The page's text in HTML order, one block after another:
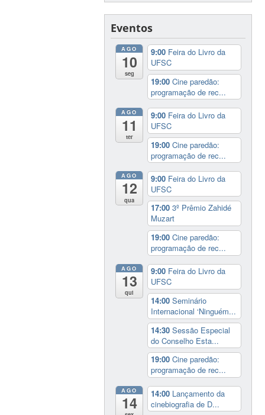
Eventos
AGO
10
seg
9:00 Feira do Livro da
UFSC
19:00Cine paredão:
programação de rec...
AGO
11
ter
9:00 Feira do Livro da
UFSC
19:00Cine paredão:
programação de rec...
AGO
12
qua
9:00 Feira do Livro da
UFSC
17:003º Prêmio Zahidé
Muzart
19:00Cine paredão:
programação de rec...
AGO
13
qui
9:00 Feira do Livro da
UFSC
14:00Seminário
Internacional ‘Ninguém...
14:30Sessão Especial
do Conselho Esta...
19:00Cine paredão:
programação de rec...
AGO
14
14:00 Lançamento da
cinebiografia de D...